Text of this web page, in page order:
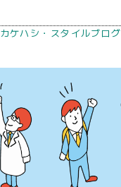
カケハシ・スタイルブログ